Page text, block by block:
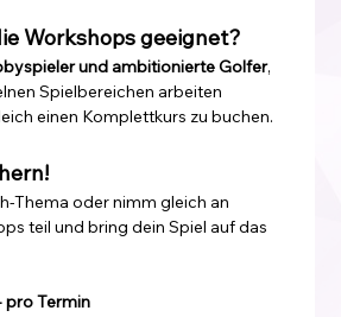
Workshops geeignet?
und ambitionierte Golfer,
Spielbereichen arbeiten
einen Komplettkurs zu buchen.
Thema oder nimm gleich an
teil und bring dein Spiel auf das
pro Termin